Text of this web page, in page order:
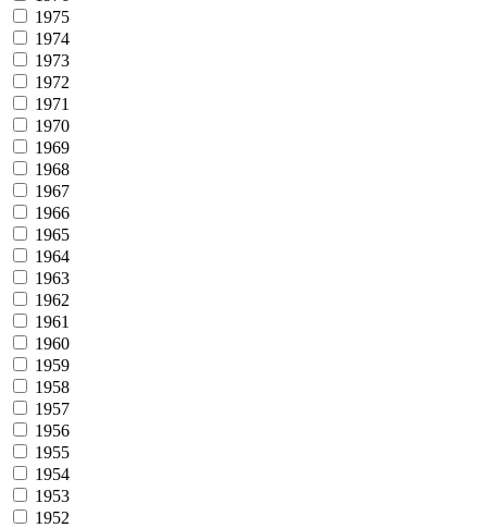
1975
1974
1973
1972
1971
1970
1969
1968
1967
1966
1965
1964
1963
1962
1961
1960
1959
1958
1957
1956
1955
1954
1953
1952